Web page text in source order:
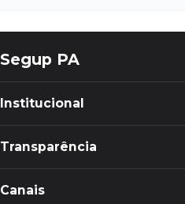
Segup PA
Institucional
Transparência
Canais